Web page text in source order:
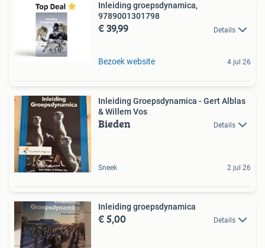
Inleiding groepsdynamica,
9789001301798
€ 39,99 Details
Bezoek website 4 jul 26
Inleiding Groepsdynamica - Gert Alblas
& Willem Vos
Bieden Details
Sneek 2 jul 26
Inleiding groepsdynamica
€ 5,00 Details